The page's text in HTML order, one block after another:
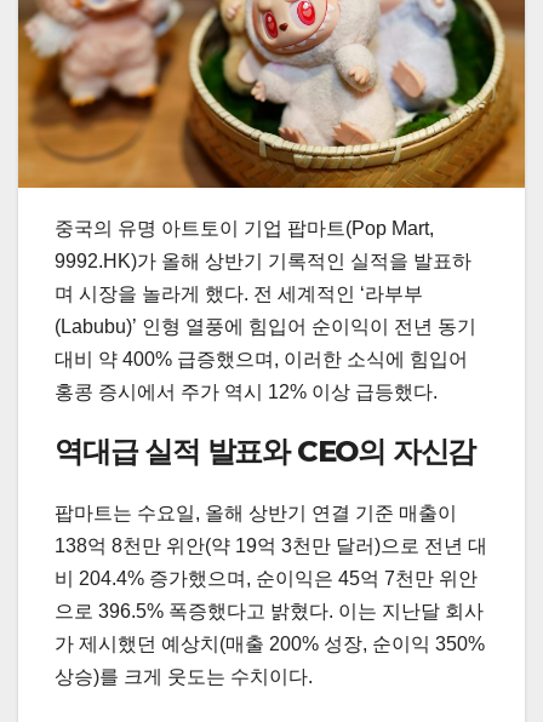
중국의 유명 아트토이 기업 팝마트(Pop Mart,
9992.HK)가 올해 상반기 기록적인 실적을 발표하
며 시장을 놀라게 했다. 전 세계적인 ‘라부부
(Labubu)’ 인형 열풍에 힘입어 순이익이 전년 동기
대비 약 400% 급증했으며, 이러한 소식에 힘입어
홍콩 증시에서 주가 역시 12% 이상 급등했다.
역대급 실적 발표와 CEO의 자신감
팝마트는 수요일, 올해 상반기 연결 기준 매출이
138억 8천만 위안(약 19억 3천만 달러)으로 전년 대
비 204.4% 증가했으며, 순이익은 45억 7천만 위안
으로 396.5% 폭증했다고 밝혔다. 이는 지난달 회사
가 제시했던 예상치(매출 200% 성장, 순이익 350%
상승)를 크게 웃도는 수치이다.